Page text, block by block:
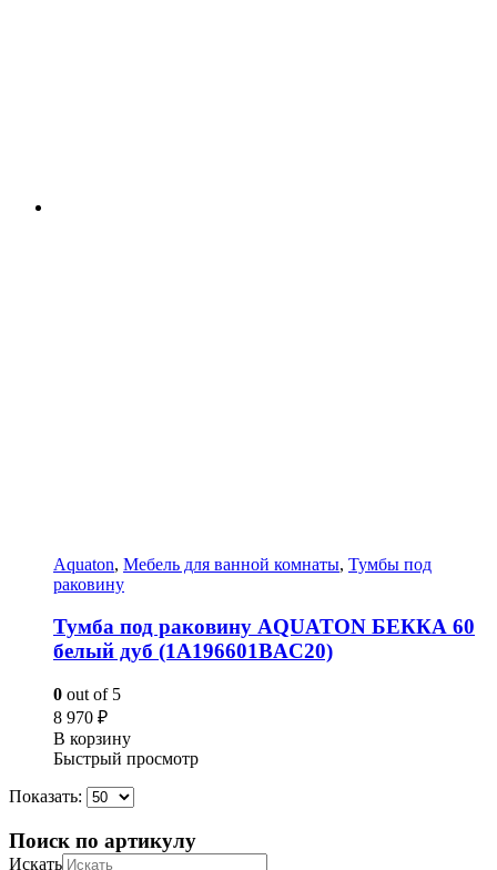
Aquaton, Мебель для ванной комнаты, Тумбы под
раковину
Тумба под раковину AQUATON БЕККА 60
белый дуб (1A196601BAC20)
0 out of 5
8 970 ₽
В корзину
Быстрый просмотр
Показать:
Поиск по артикулу
Искать